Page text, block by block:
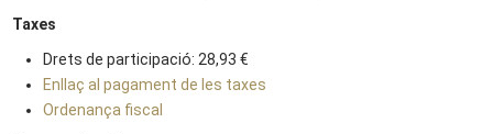
Taxes
Drets de participació: 28,93 €
Enllaç al pagament de les taxes
Ordenança fiscal